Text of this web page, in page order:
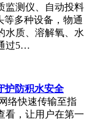
监测仪、自动投料
等多种设备，物通
水质、溶解氧、水
过5…
护防积水安全
络快速传输至指
看，让用户在第一